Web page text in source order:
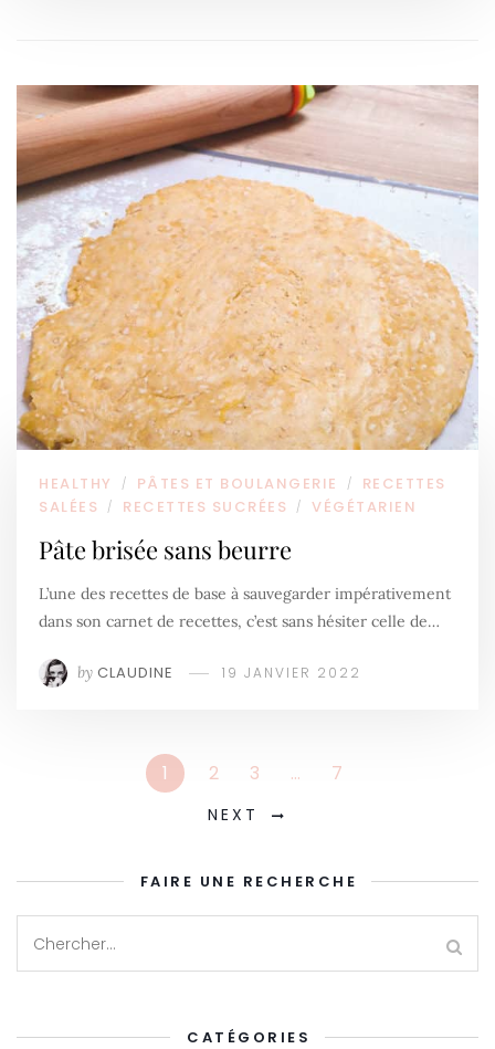
HEALTHY / PÂTES ET BOULANGERIE /
RECETTES
SALÉES
/ RECETTES SUCRÉES / VÉGÉTARIEN
Pâte brisée sans beurre
L’une des recettes de base à sauvegarder impérativement
dans son carnet de recettes, c’est sans hésiter celle de…
by CLAUDINE 19 JANVIER 2022
1 2 3 … 7
NEXT
FAIRE UNE RECHERCHE
CATÉGORIES